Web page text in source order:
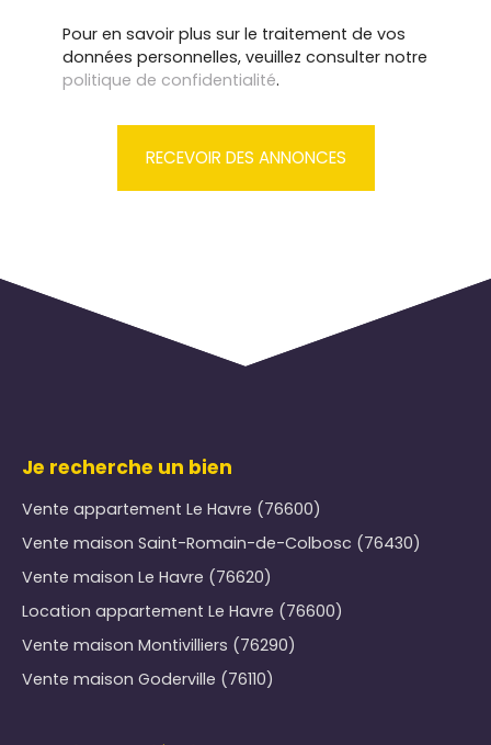
Pour en savoir plus sur le traitement de vos
données personnelles, veuillez consulter notre
politique de confidentialité.
RECEVOIR DES ANNONCES
Je recherche un bien
Vente appartement Le Havre (76600)
Vente maison Saint-Romain-de-Colbosc (76430)
Vente maison Le Havre (76620)
Location appartement Le Havre (76600)
Vente maison Montivilliers (76290)
Vente maison Goderville (76110)